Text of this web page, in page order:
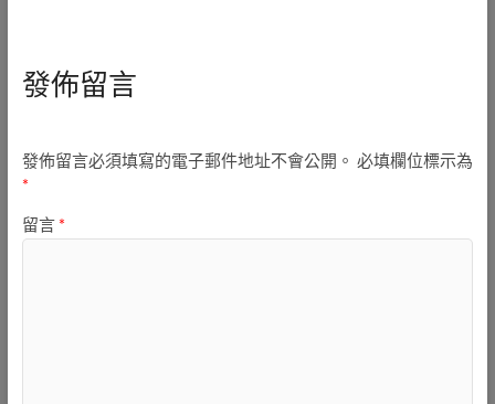
發佈留言
發佈留言必須填寫的電子郵件地址不會公開。 必填欄位標示為
*
留言 *